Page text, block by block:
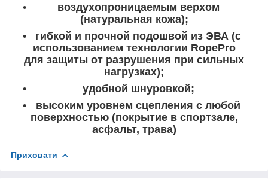
воздухопроницаемым верхом
(натуральная кожа);
гибкой и прочной подошвой из ЭВА (с
использованием технологии RopePro
для защиты от разрушения при сильных
нагрузках);
удобной шнуровкой;
высоким уровнем сцепления с любой
поверхностью (покрытие в спортзале,
асфальт, трава)
Приховати